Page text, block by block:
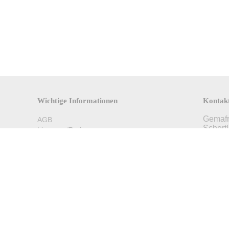
Wichtige Informationen
AGB
Lizenzen/Preise